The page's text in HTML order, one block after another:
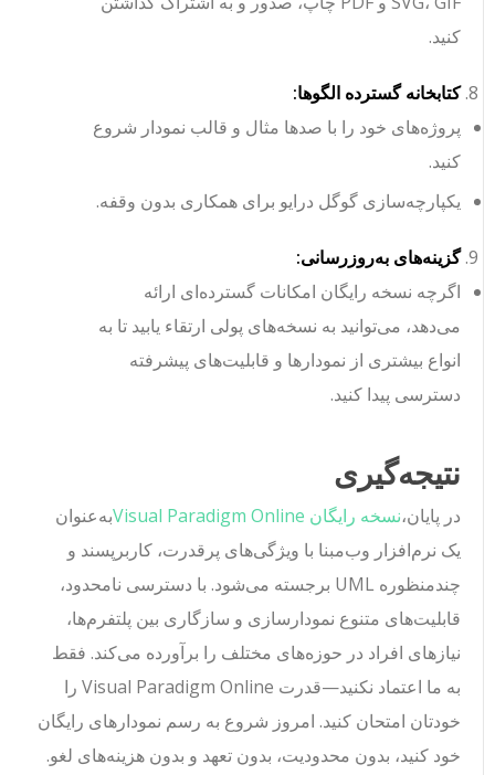
کنید.
کتابخانه گسترده الگوها:
پروژه‌های خود را با صدها مثال و قالب نمودار شروع
کنید.
یکپارچه‌سازی گوگل درایو برای همکاری بدون وقفه.
گزینه‌های به‌روزرسانی:
اگرچه نسخه رایگان امکانات گسترده‌ای ارائه
می‌دهد، می‌توانید به نسخه‌های پولی ارتقاء یابید تا به
انواع بیشتری از نمودارها و قابلیت‌های پیشرفته
دسترسی پیدا کنید.
نتیجه‌گیری
در پایان،نسخه رایگان Visual Paradigm Online
به‌عنوان
یک نرم‌افزار وب‌مبنا با ویژگی‌های پرقدرت، کاربرپسند و
چندمنظوره UML برجسته می‌شود. با دسترسی نامحدود،
قابلیت‌های متنوع نمودارسازی و سازگاری بین پلتفرم‌ها،
نیازهای افراد در حوزه‌های مختلف را برآورده می‌کند. فقط
به ما اعتماد نکنید—قدرت Visual Paradigm Online را
خودتان امتحان کنید. امروز شروع به رسم نمودارهای رایگان
خود کنید، بدون محدودیت، بدون تعهد و بدون هزینه‌های لغو.